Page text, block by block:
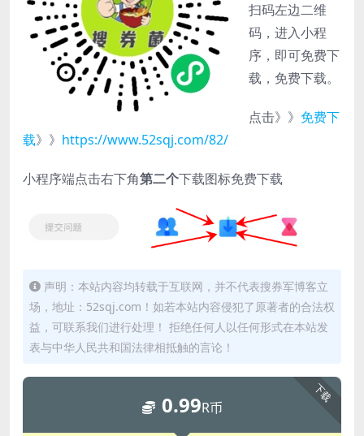
扫码左边二维
码，进入小程
序，即可免费下
载，免费下载。
点击》》 免费下
载》》 https://www.52sqj.com/82/
小程序端点击右下角第二个下载图标免费下载
声明：本站内容均转载于互联网，并不代表搜券军博客立
场，地址：52sqj.com！如若本站内容侵犯了原著者的合法权
益，可联系我们进行处理！ 拒绝任何人以任何形式在本站发
表与中华人民共和国法律相抵触的言论！
下载
0.99R币